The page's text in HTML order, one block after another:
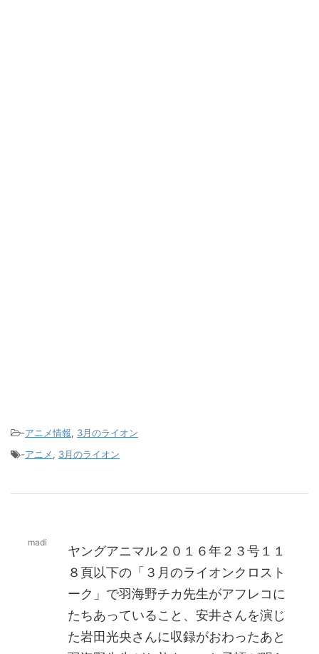
-アニメ情報, 3月のライオン
-アニメ, 3月のライオン
madi
ヤングアニマル２０１６年２３号１１
８頁以下の「３月のライオンクロスト
ーク」で羽海野チカ先生がアフレコに
たちあっていること、安井さんを演じ
た岩田光央さんに収録がおわったあと